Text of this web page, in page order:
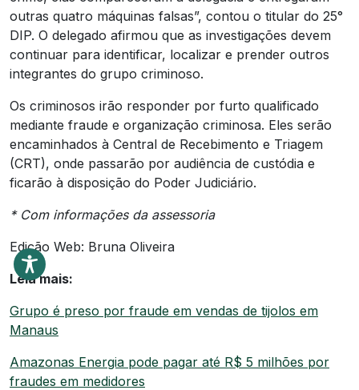
outras quatro máquinas falsas”, contou o titular do 25°
DIP. O delegado afirmou que as investigações devem
continuar para identificar, localizar e prender outros
integrantes do grupo criminoso.
Os criminosos irão responder por furto qualificado
mediante fraude e organização criminosa. Eles serão
encaminhados à Central de Recebimento e Triagem
(CRT), onde passarão por audiência de custódia e
ficarão à disposição do Poder Judiciário.
* Com informações da assessoria
Edição Web: Bruna Oliveira
Leia mais:
Grupo é preso por fraude em vendas de tijolos em
Manaus
Amazonas Energia pode pagar até R$ 5 milhões por
fraudes em medidores